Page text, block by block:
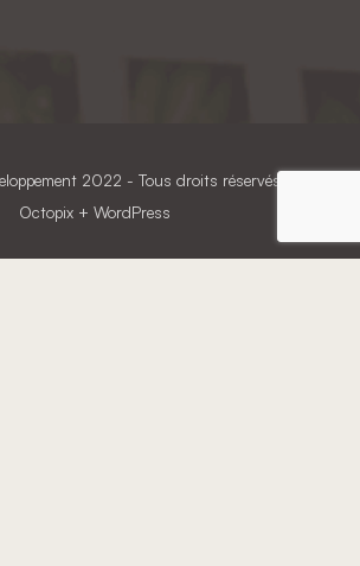
2022 - Tous droits réservés
Octopix + WordPress